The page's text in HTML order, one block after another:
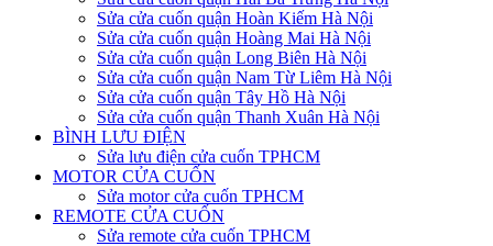
Sửa cửa cuốn quận Hoàn Kiếm Hà Nội
Sửa cửa cuốn quận Hoàng Mai Hà Nội
Sửa cửa cuốn quận Long Biên Hà Nội
Sửa cửa cuốn quận Nam Từ Liêm Hà Nội
Sửa cửa cuốn quận Tây Hồ Hà Nội
Sửa cửa cuốn quận Thanh Xuân Hà Nội
BÌNH LƯU ĐIỆN
Sửa lưu điện cửa cuốn TPHCM
MOTOR CỬA CUỐN
Sửa motor cửa cuốn TPHCM
REMOTE CỬA CUỐN
Sửa remote cửa cuốn TPHCM